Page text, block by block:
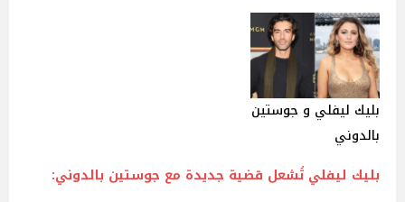
بليك ليفلي و جوستين
بالدوني
بليك ليفلي تُشعل قضية جديدة مع جوستين بالدوني: